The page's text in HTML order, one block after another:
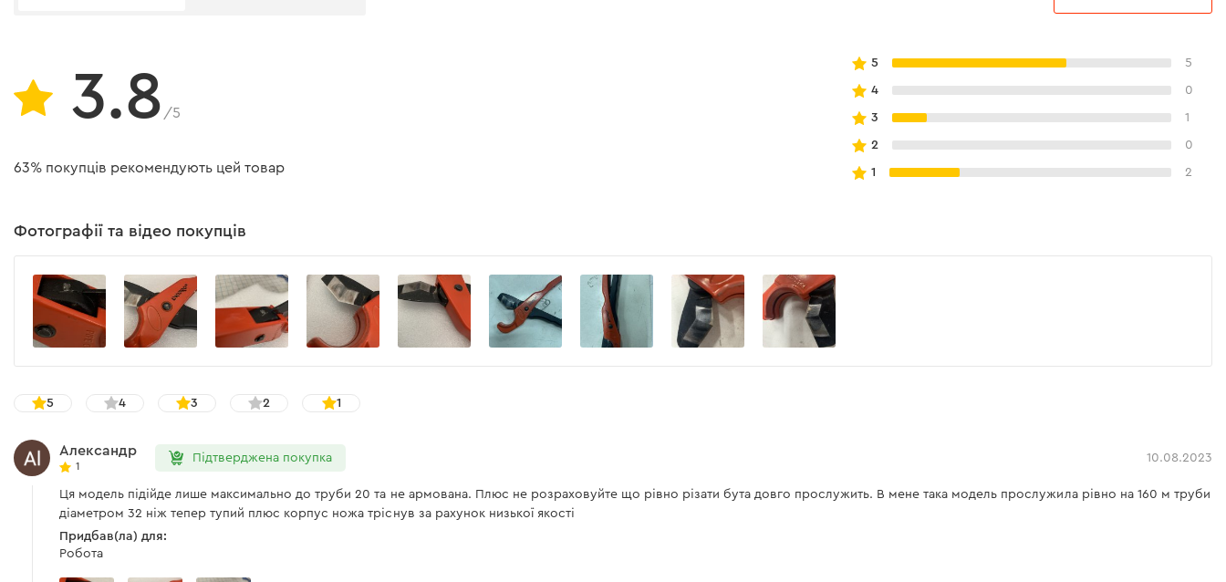
3.8 /5
63% покупців рекомендують цей товар
5 5
4 0
3 1
2 0
1 2
Фотографії та відео покупців
5 4 3 2 1
Александр
1
Підтверджена покупка 10.08.2023
Ця модель підійде лише максимально до труби 20 та не армована. Плюс не розраховуйте що рівно різати бута довго прослужить. В мене така модель прослужила рівно на 160 м труби
діаметром 32 ніж тепер тупий плюс корпус ножа тріснув за рахунок низької якості
Придбав(ла) для:
Робота